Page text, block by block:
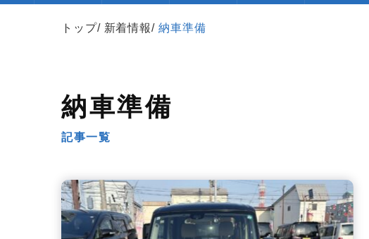
トップ 新着情報 納車準備
納車準備
記事一覧